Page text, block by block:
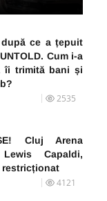
după ce a țepuit
Cum i-a
îi trimită bani și
2535
Cluj Arena
Capaldi,
restricționat
4121